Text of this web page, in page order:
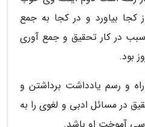
بیاورد و در کجا به جمع
در کار تحقیق و جمع آوری
بود.
و رسم یادداشت برداشتن و
در مسائل ادبی و لغوی را به